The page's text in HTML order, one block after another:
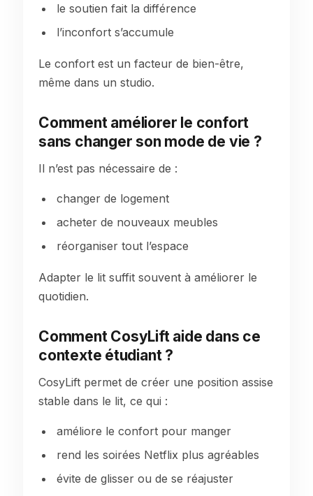
le soutien fait la différence
l’inconfort s’accumule
Le confort est un facteur de bien-être,
même dans un studio.
Comment améliorer le confort
sans changer son mode de vie ?
Il n’est pas nécessaire de :
changer de logement
acheter de nouveaux meubles
réorganiser tout l’espace
Adapter le lit suffit souvent à améliorer le
quotidien.
Comment CosyLift aide dans ce
contexte étudiant ?
CosyLift permet de créer une position assise
stable dans le lit, ce qui :
améliore le confort pour manger
rend les soirées Netflix plus agréables
évite de glisser ou de se réajuster